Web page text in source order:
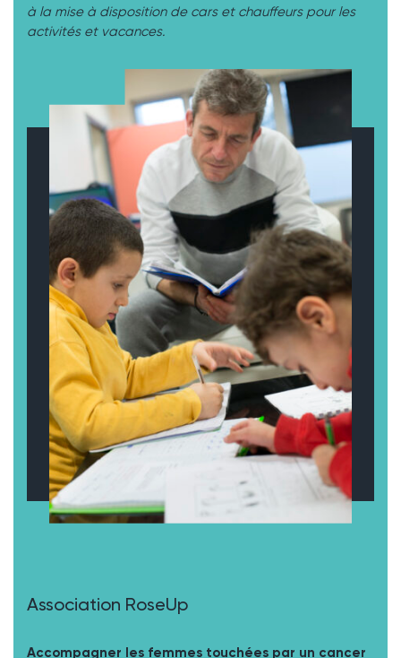
à la mise à disposition de cars et chauffeurs pour les
activités et vacances.
Association RoseUp
Accompagner les femmes touchées par un cancer